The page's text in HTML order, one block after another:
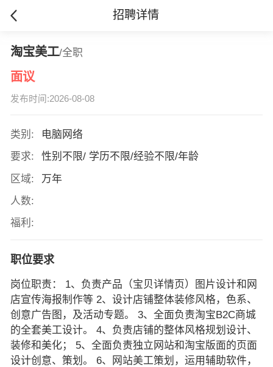
招聘详情
淘宝美工/全职
面议
发布时间:2026-08-08
类别:
电脑网络
要求:
性别不限/ 学历不限/经验不限/年龄
区域:
万年
人数:
福利:
职位要求
岗位职责： 1、负责产品（宝贝详情页）图片设计和网
店宣传海报制作等 2、设计店铺整体装修风格，色系、
创意广告图，及活动专题。 3、全面负责淘宝B2C商城
的全套美工设计。 4、负责店铺的整体风格规划设计、
装修和美化； 5、全面负责独立网站和淘宝版面的页面
设计创意、策划。 6、网站美工策划，运用辅助软件，